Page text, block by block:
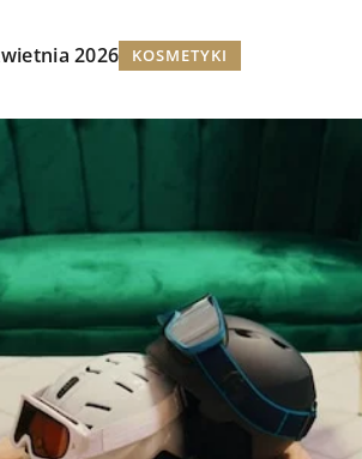
2026 KOSMETYKI
dodatków, które
unikalny styl
mogą
Twoją osobowość
stylizacjom
charakteru.
dobierać akcesoria,
Jak
prezent
Dowiedz
do
aby Twój